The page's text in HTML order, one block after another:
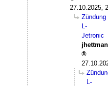
27.10.2025,
Zündung
L-
Jetronic
L-